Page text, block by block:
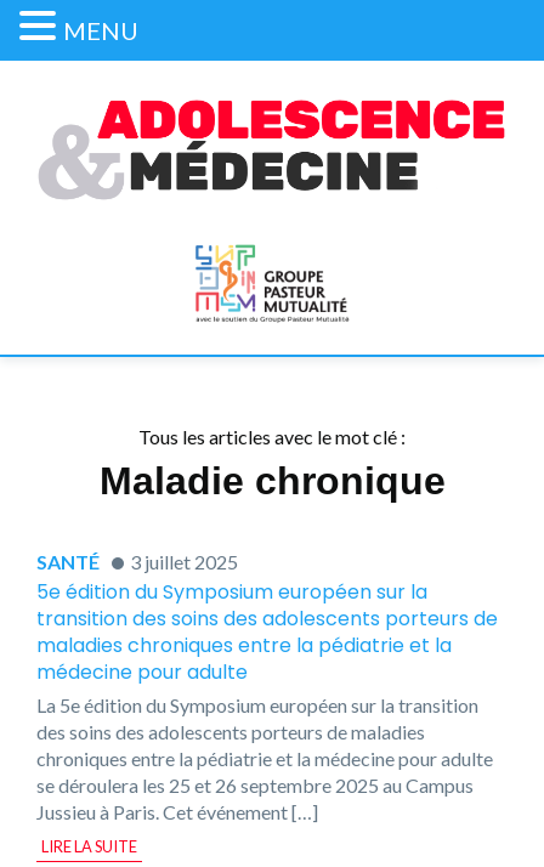
Tous les articles avec le mot clé :
Maladie chronique
SANTÉ 3 juillet 2025
5e édition du Symposium européen sur la
transition des soins des adolescents porteurs de
maladies chroniques entre la pédiatrie et la
médecine pour adulte
La 5e édition du Symposium européen sur la transition
des soins des adolescents porteurs de maladies
chroniques entre la pédiatrie et la médecine pour adulte
se déroulera les 25 et 26 septembre 2025 au Campus
Jussieu à Paris. Cet événement […]
LIRE LA SUITE
MENU